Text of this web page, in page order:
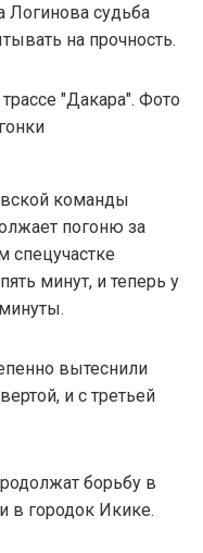
Логинова судьба
на прочность.
команды
погоню за
спецучастке
минут, и теперь у
вытеснили
и с третьей
борьбу в
в городок Икике.